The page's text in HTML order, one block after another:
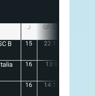
J GF:GC
B 15 22:15
16 13:9
16 14:12